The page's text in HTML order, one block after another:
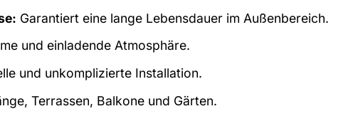
Garantiert eine lange Lebensdauer im Außenbereich.
und einladende Atmosphäre.
und unkomplizierte Installation.
Terrassen, Balkone und Gärten.